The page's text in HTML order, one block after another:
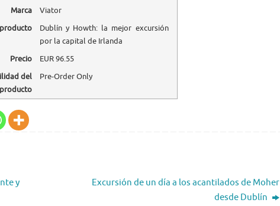
Marca
Viator
Dublín y Howth: la mejor excursión
por la capital de Irlanda
Precio
EUR96.55
del
producto
Pre-Order Only
y
Excursión de un día a los acantilados de Moher
desde Dublín